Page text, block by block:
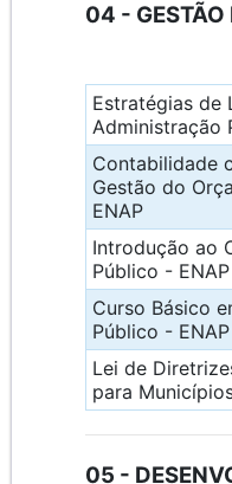
04 - GESTÃO
Estratégias de
Administração
Contabilidade
Gestão do
ENAP
Introdução ao
Público - ENAP
Curso Básico
Público - ENAP
Lei de
para
05 -